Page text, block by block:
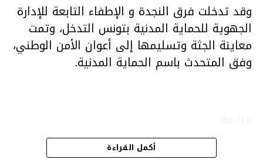
وقد تدخلت فرق النجدة و الإطفاء التابعة للإدارة
الجهوية للحماية المدنية بتونس التدخل، وتمت
معاينة الجثة وتسليمها إلى أعوان الأمن الوطني،
وفق المتحدث باسم الحماية المدنية.
أكمل القراءة